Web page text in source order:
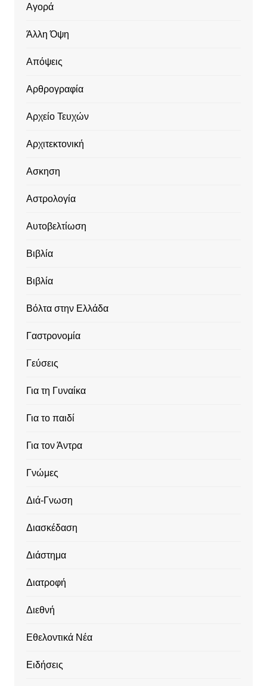
Αγορά
Άλλη Όψη
Απόψεις
Αρθρογραφία
Αρχείο Τευχών
Αρχιτεκτονική
Ασκηση
Αστρολογία
Αυτοβελτίωση
Βιβλία
Βιβλία
Βόλτα στην Ελλάδα
Γαστρονομία
Γεύσεις
Για τη Γυναίκα
Για το παιδί
Για τον Άντρα
Γνώμες
Διά-Γνωση
Διασκέδαση
Διάστημα
Διατροφή
Διεθνή
Εθελοντικά Νέα
Ειδήσεις